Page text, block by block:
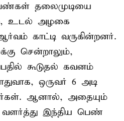
தலைமுடியை
உடல் அழகை
காட்டி வருகின்றனர்.
சென்றாலும்,
கூடுதல் கவனம்
ஒருவர் 6 அடி
ஆனால், அதையும்
இந்திய பெண்